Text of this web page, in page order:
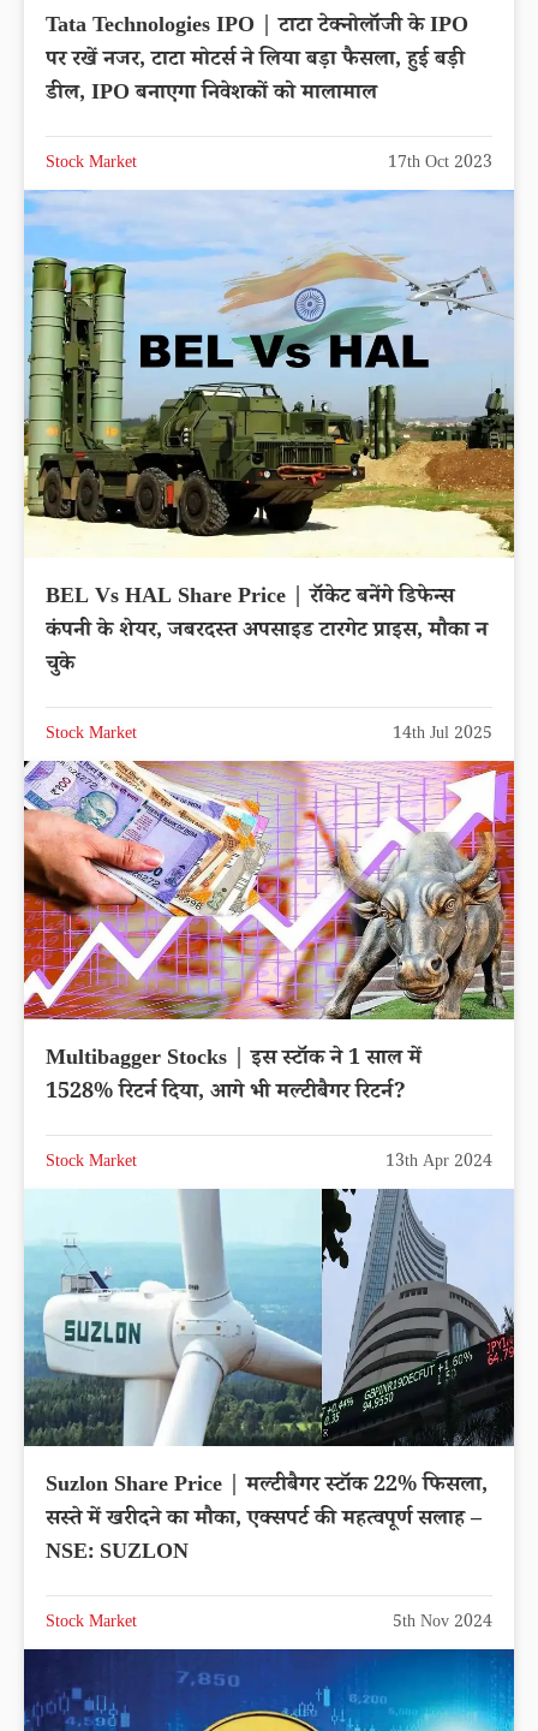
Tata Technologies IPO | टाटा टेक्नोलॉजी के IPO
पर रखें नजर, टाटा मोटर्स ने लिया बड़ा फैसला, हुई बड़ी
डील, IPO बनाएगा निवेशकों को मालामाल
Stock Market 17th Oct 2023
BEL Vs HAL Share Price | रॉकेट बनेंगे डिफेन्स
कंपनी के शेयर, जबरदस्त अपसाइड टारगेट प्राइस, मौका न
चुके
Stock Market 14th Jul 2025
Multibagger Stocks | इस स्टॉक ने 1 साल में
1528% रिटर्न दिया, आगे भी मल्टीबैगर रिटर्न?
Stock Market 13th Apr 2024
Suzlon Share Price | मल्टीबैगर स्टॉक 22% फिसला,
सस्ते में खरीदने का मौका, एक्सपर्ट की महत्वपूर्ण सलाह –
NSE: SUZLON
Stock Market 5th Nov 2024